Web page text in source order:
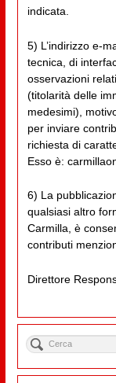
indicata.
5) L’indirizzo e-
tecnica, di
osservazioni
(titolarità delle
medesimi),
per inviare
richiesta di
Esso è:
6) La
qualsiasi altro
Carmilla, è
contributi
Direttore